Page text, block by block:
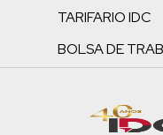
TARIFARIO IDC
BOLSA DE